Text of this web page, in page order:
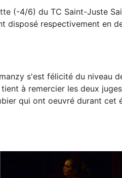
(-4/6) du TC Saint-Juste
disposé respectivement en
s'est félicité du niveau
à remercier les deux
qui ont oeuvré durant cet